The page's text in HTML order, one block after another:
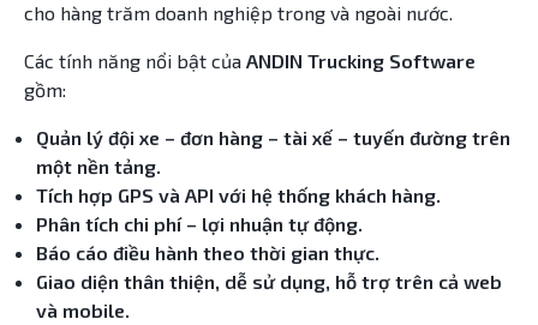
cho hàng trăm doanh nghiệp trong và ngoài nước.
Các tính năng nổi bật của ANDIN Trucking Software
gồm:
Quản lý đội xe – đơn hàng – tài xế – tuyến đường trên
một nền tảng.
Tích hợp GPS và API với hệ thống khách hàng.
Phân tích chi phí – lợi nhuận tự động.
Báo cáo điều hành theo thời gian thực.
Giao diện thân thiện, dễ sử dụng, hỗ trợ trên cả web
và mobile.